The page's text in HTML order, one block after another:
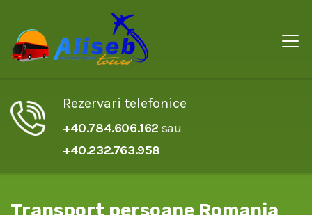
Rezervari telefonice
+40.784.606.162 sau
+40.232.763.958
Transport persoane Romania